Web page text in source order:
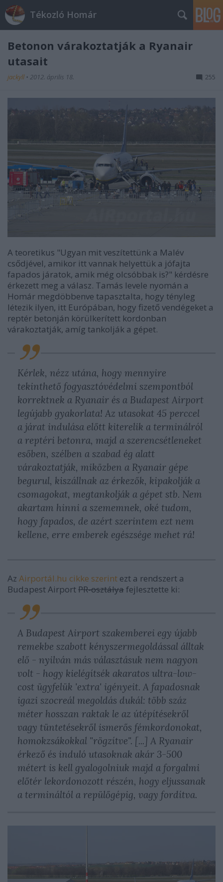
Tékozló Homár
Betonon várakoztatják a Ryanair
utasait
jackyll • 2012. április 18. 255
A teoretikus "Ugyan mit veszítettünk a Malév
csődjével, amikor itt vannak helyettük a jófajta
fapados járatok, amik még olcsóbbak is?" kérdésre
érkezett meg a válasz. Tamás levele nyomán a
Homár megdöbbenve tapasztalta, hogy tényleg
létezik ilyen, itt Európában, hogy fizető vendégeket a
reptér betonján körülkerített kordonban
várakoztatják, amíg tankolják a gépet.
Kérlek, nézz utána, hogy mennyire
tekinthető fogyasztóvédelmi szempontból
korrektnek a Ryanair és a Budapest Airport
legújabb gyakorlata! Az utasokat 45 perccel
a járat indulása előtt kiterelik a terminálról
a reptéri betonra, majd a szerencsétleneket
esőben, szélben a szabad ég alatt
várakoztatják, miközben a Ryanair gépe
begurul, kiszállnak az érkezők, kipakolják a
csomagokat, megtankolják a gépet stb. Nem
akartam hinni a szememnek, oké tudom,
hogy fapados, de azért szerintem ezt nem
kellene, erre emberek egészsége mehet rá!
Az Airportál.hu cikke szerint ezt a rendszert a
Budapest AirportPR-osztályafejlesztette ki:
A Budapest Airport szakemberei egy újabb
remekbe szabott kényszermegoldással álltak
elő - nyilván más választásuk nem nagyon
volt - hogy kielégítsék akaratos ultra-low-
cost ügyfelük 'extra' igényeit. A fapadosnak
igazi szocreál megoldás dukál: több száz
méter hosszan raktak le az útépítésekről
vagy tüntetésekről ismerős fémkordonokat,
homokzsákokkal "rögzítve". [...] A Ryanair
érkező és induló utasoknak akár 3-500
métert is kell gyalogolniuk majd a forgalmi
előtér lekordonozott részén, hogy eljussanak
a termináltól a repülőgépig, vagy fordítva.